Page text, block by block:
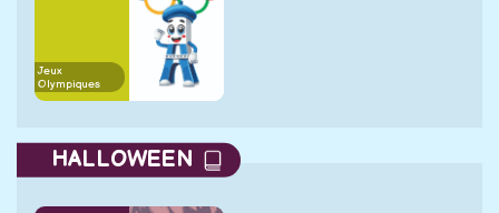
Jeux
Olympiques
HALLOWEEN